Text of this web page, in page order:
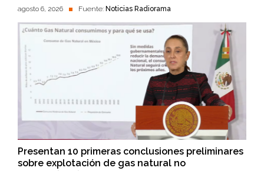
agosto 6, 2026 Fuente: Noticias Radiorama
Presentan 10 primeras conclusiones preliminares
sobre explotación de gas natural no